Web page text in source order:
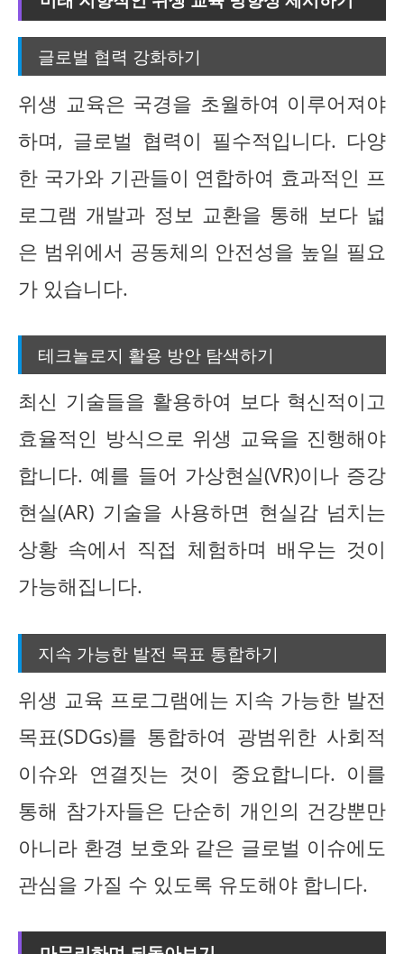
글로벌 협력 강화하기
위생 교육은 국경을 초월하여 이루어져야
하며, 글로벌 협력이 필수적입니다. 다양
한 국가와 기관들이 연합하여 효과적인 프
로그램 개발과 정보 교환을 통해 보다 넓
은 범위에서 공동체의 안전성을 높일 필요
가 있습니다.
테크놀로지 활용 방안 탐색하기
최신 기술들을 활용하여 보다 혁신적이고
효율적인 방식으로 위생 교육을 진행해야
합니다. 예를 들어 가상현실(VR)이나 증강
현실(AR) 기술을 사용하면 현실감 넘치는
상황 속에서 직접 체험하며 배우는 것이
가능해집니다.
지속 가능한 발전 목표 통합하기
위생 교육 프로그램에는 지속 가능한 발전
목표(SDGs)를 통합하여 광범위한 사회적
이슈와 연결짓는 것이 중요합니다. 이를
통해 참가자들은 단순히 개인의 건강뿐만
아니라 환경 보호와 같은 글로벌 이슈에도
관심을 가질 수 있도록 유도해야 합니다.